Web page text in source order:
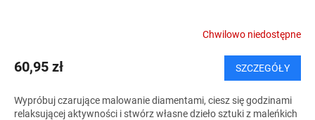
Chwilowo niedostępne
60,95 zł SZCZEGÓŁY
Wypróbuj czarujące malowanie diamentami, ciesz się godzinami
relaksującej aktywności i stwórz własne dzieło sztuki z maleńkich